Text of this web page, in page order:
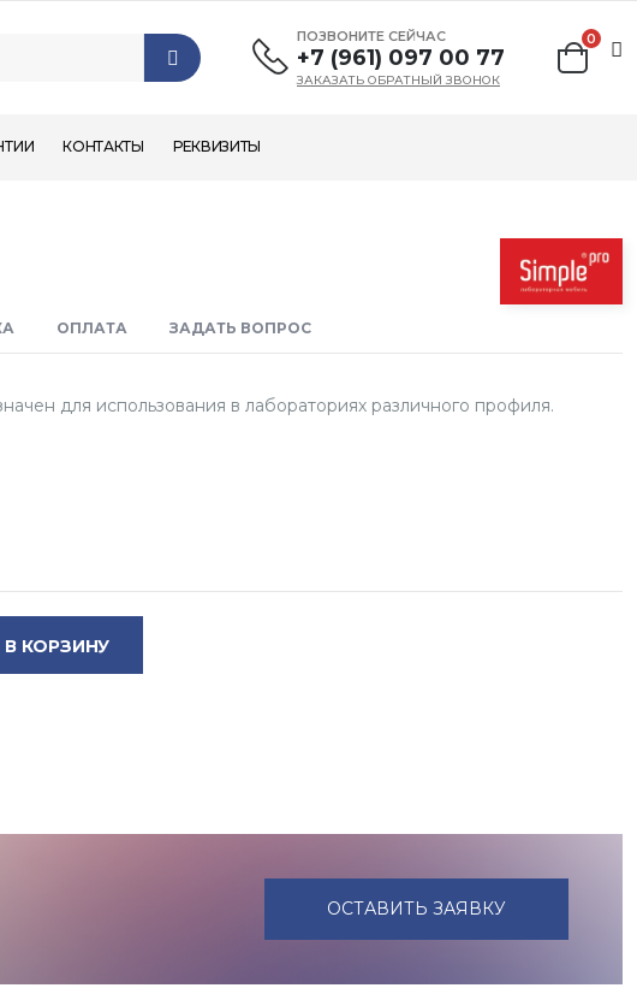
ПОЗВОНИТЕ СЕЙЧАС
+7 (961) 097 00 77
ЗАКАЗАТЬ ОБРАТНЫЙ ЗВОНОК
0
КОНТАКТЫ РЕКВИЗИТЫ
ОПЛАТА ЗАДАТЬ ВОПРОС
для использования в лабораториях различного профиля.
КОРЗИНУ
ОСТАВИТЬ ЗАЯВКУ